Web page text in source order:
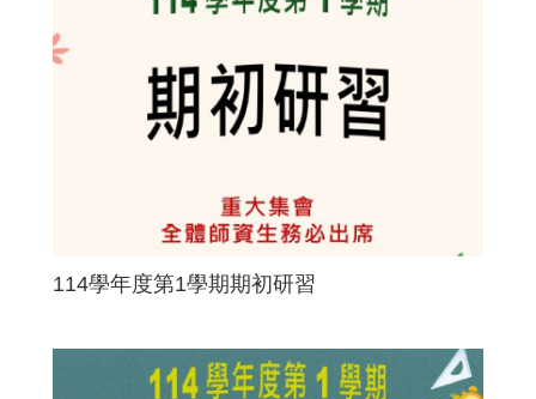
114學年度第1學期期初研習